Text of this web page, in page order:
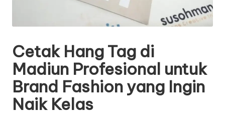
Cetak Hang Tag di
Madiun Profesional untuk
Brand Fashion yang Ingin
Naik Kelas